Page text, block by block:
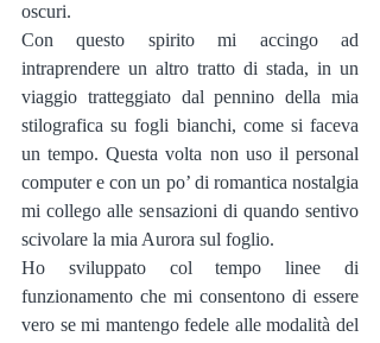
oscuri.
Con questo spirito mi accingo ad
intraprendere un altro tratto di stada, in un
viaggio tratteggiato dal pennino della mia
stilografica su fogli bianchi, come si faceva
un tempo. Questa volta non uso il personal
computer e con un po’ di romantica nostalgia
mi collego alle sensazioni di quando sentivo
scivolare la mia Aurora sul foglio.
Ho sviluppato col tempo linee di
funzionamento che mi consentono di essere
vero se mi mantengo fedele alle modalità del